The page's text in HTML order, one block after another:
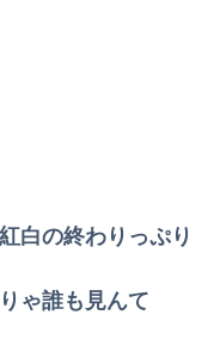
白の終わりっぷり
ゃ誰も見んて